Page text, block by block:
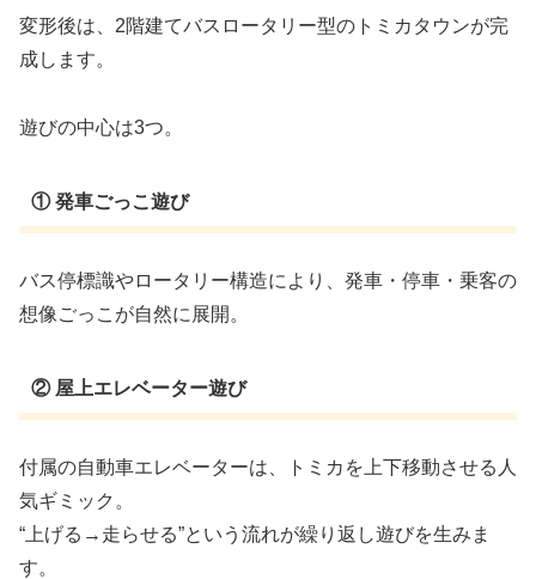
変形後は、2階建てバスロータリー型のトミカタウンが完
成します。
遊びの中心は3つ。
① 発車ごっこ遊び
バス停標識やロータリー構造により、発車・停車・乗客の
想像ごっこが自然に展開。
② 屋上エレベーター遊び
付属の自動車エレベーターは、トミカを上下移動させる人
気ギミック。
“上げる→走らせる”という流れが繰り返し遊びを生みま
す。